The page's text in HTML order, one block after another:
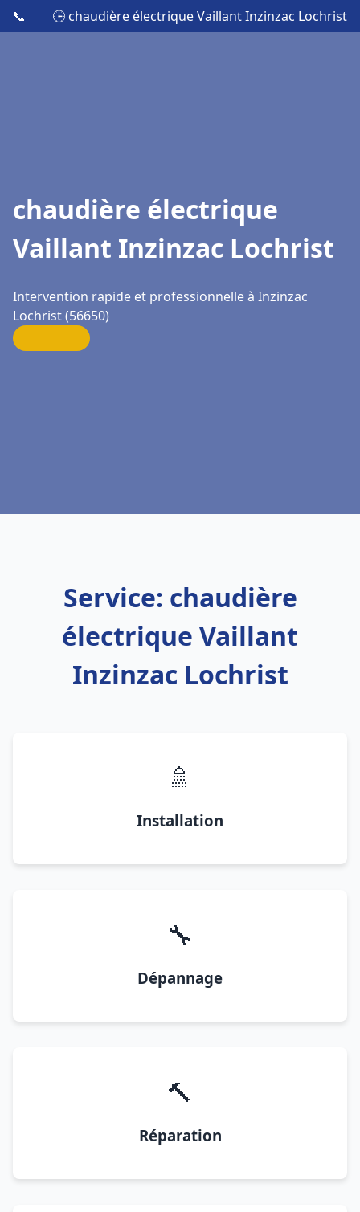
📞 🕒 chaudière électrique Vaillant Inzinzac Lochrist
chaudière électrique
Vaillant Inzinzac Lochrist
Intervention rapide et professionnelle à Inzinzac
Lochrist (56650)
Service: chaudière
électrique Vaillant
Inzinzac Lochrist
🚿
Installation
🔧
Dépannage
🔨
Réparation